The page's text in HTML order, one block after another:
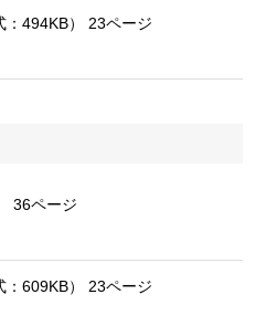
：494KB） 23ページ
36ページ
：609KB） 23ページ